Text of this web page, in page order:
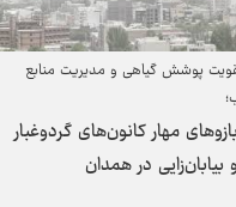
پوشش گیاهی و مدیریت منابع
بازوهای مهار کانون‌های گردوغبار
و بیابان‌زایی در همدان